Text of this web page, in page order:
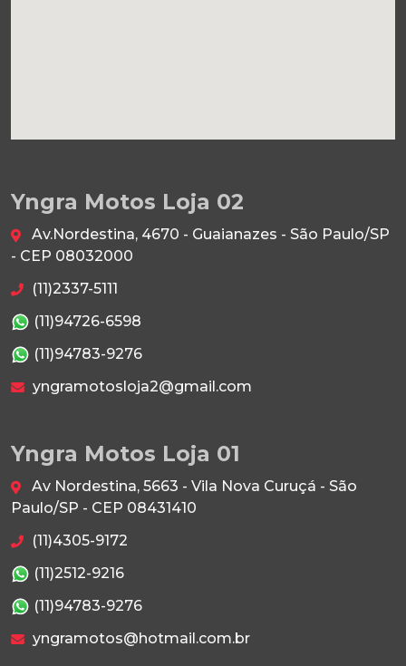
Yngra Motos Loja 02
Av.Nordestina, 4670 - Guaianazes - São Paulo/SP
- CEP 08032000
(11)2337-5111
(11)94726-6598
(11)94783-9276
yngramotosloja2@gmail.com
Yngra Motos Loja 01
Av Nordestina, 5663 - Vila Nova Curuçá - São
Paulo/SP - CEP 08431410
(11)4305-9172
(11)2512-9216
(11)94783-9276
yngramotos@hotmail.com.br